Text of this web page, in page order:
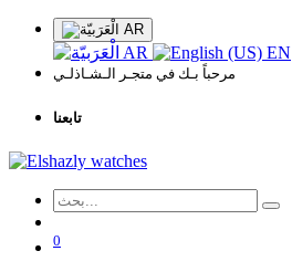
AR
AR EN
مرحباً بـك في متجـر الـشـاذلـي
تابعنا
0